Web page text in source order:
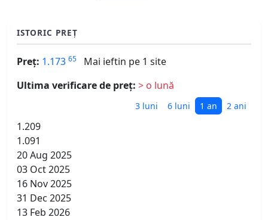
ISTORIC PREȚ
Preț: 1.173 65
Mai ieftin pe 1 site
Ultima verificare de preț: > o lună
3 luni 6 luni 1 an 2 ani
1.209
1.091
20 Aug 2025
03 Oct 2025
16 Nov 2025
31 Dec 2025
13 Feb 2026